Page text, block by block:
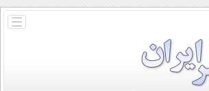
باز